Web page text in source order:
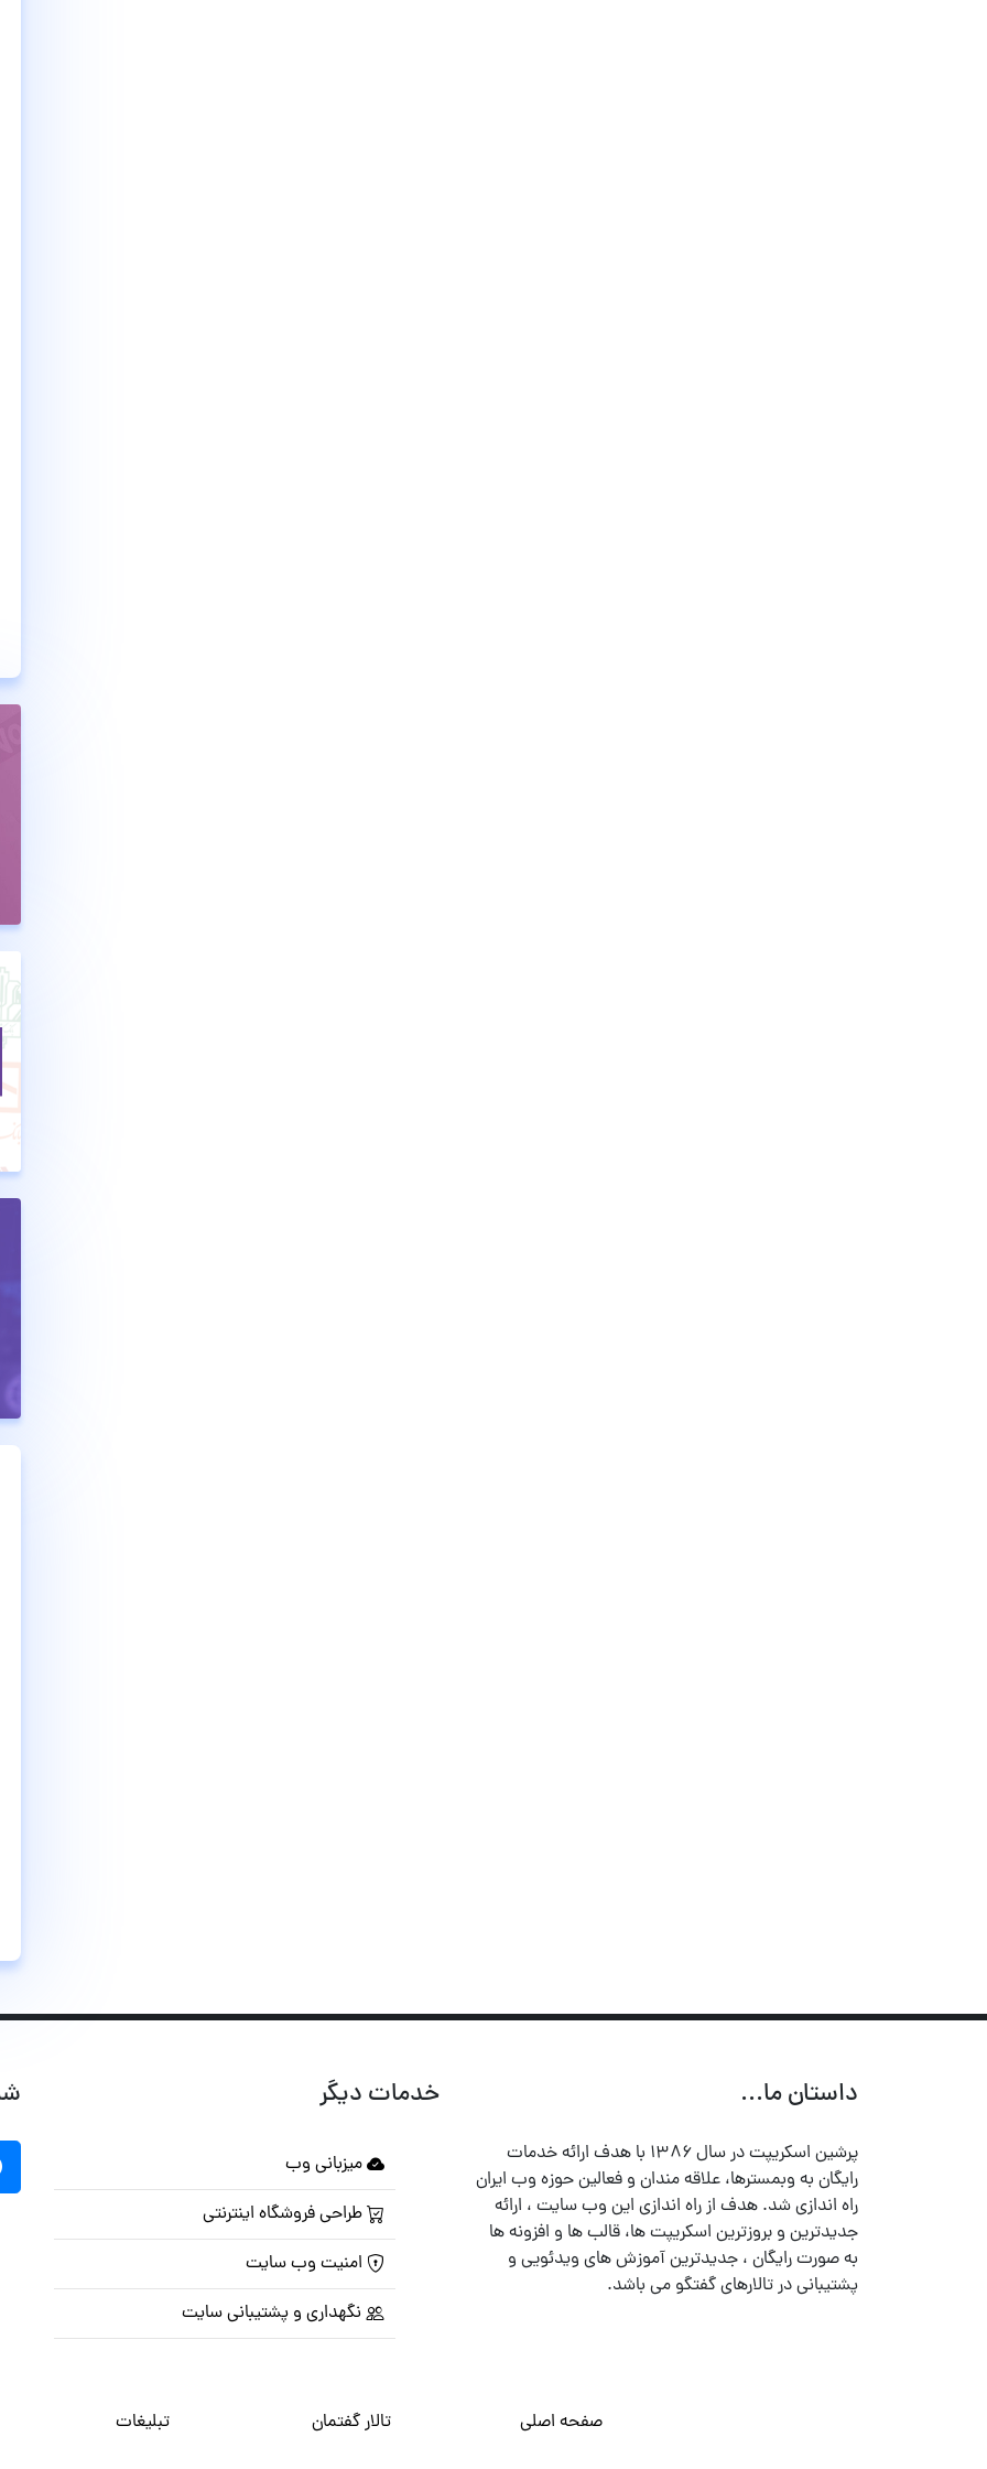
داستان ما...
پرشین اسکریپت در سال ۱۳۸۶ با هدف ارائه خدمات
رایگان به وبمسترها، علاقه مندان و فعالین حوزه وب ایران
راه اندازی شد. هدف از راه اندازی این وب سایت ، ارائه
جدیدترین و بروزترین اسکریپت ها، قالب ها و افزونه ها
به صورت رایگان ، جدیدترین آموزش های ویدئویی و
پشتیبانی در تالارهای گفتگو می باشد.
خدمات دیگر
میزبانی وب
طراحی فروشگاه اینترنتی
امنیت وب سایت
نگهداری و پشتیبانی سایت
صفحه اصلی تالار گفتمان تبلیغات